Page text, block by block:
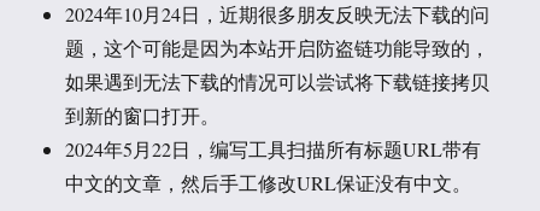
2024年10月24日，近期很多朋友反映无法下载的问
题，这个可能是因为本站开启防盗链功能导致的，
如果遇到无法下载的情况可以尝试将下载链接拷贝
到新的窗口打开。
2024年5月22日，编写工具扫描所有标题URL带有
中文的文章，然后手工修改URL保证没有中文。